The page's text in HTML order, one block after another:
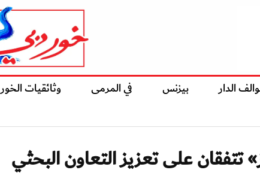
الدار بيزنس في المرمى وثائقيات الخور
تتفقان على تعزيز التعاون البحثي